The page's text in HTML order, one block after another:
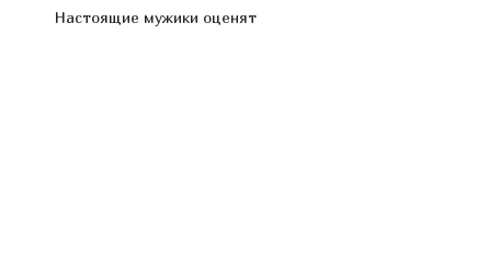
Настоящие мужики оценят